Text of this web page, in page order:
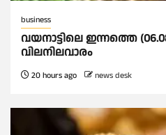
business
വയനാട്ടിലെ ഇന്നത്തെ
വിലനിലവാരം
20 hours ago news desk